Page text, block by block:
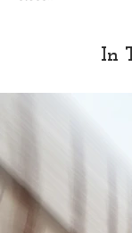
In